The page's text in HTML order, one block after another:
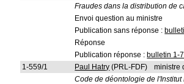
Fraudes dans la distribution de
Envoi question au ministre
Publication sans réponse :
Réponse
Publication réponse : bulletin 1-
1-559/1
Paul Hatry (PRL-FDF)
ministre
Code de déontologie de